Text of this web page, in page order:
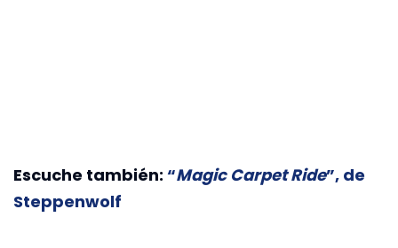
Escuche también: “Magic Carpet Ride”, de
Steppenwolf